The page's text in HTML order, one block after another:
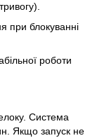
при блокуванні
роботи
Система
Якщо запуск не